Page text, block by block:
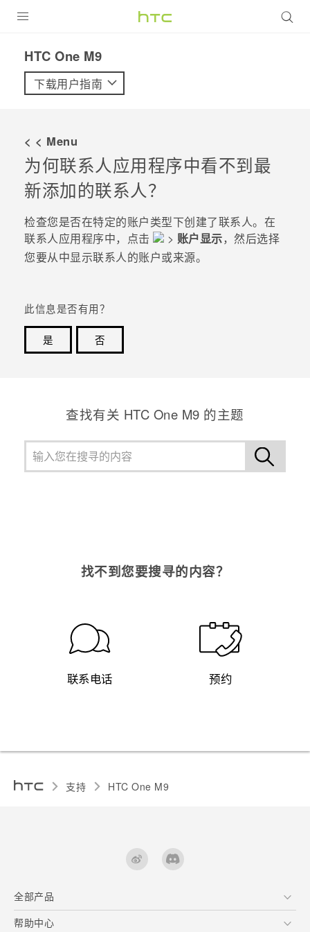
VIVE
支持帮助
在线客服
HTC One M9‎
下载用户指南
< < Menu
为何联系人应用程序中看不到最
新添加的联系人？
检查您是否在特定的账户类型下创建了联系人。在
联系人应用程序中，点击 > 账户显示，然后选择
您要从中显示联系人的账户或来源。
此信息是否有用？
是
否
查找有关 HTC One M9 的主题
找不到您要搜寻的内容？
联系电话 预约
支持 HTC One M9‎
全部产品
区块链智能手机
帮助中心